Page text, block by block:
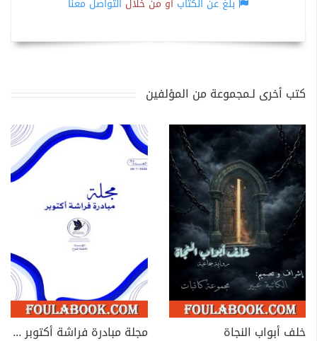
بلّغ عن الكتاب أو من خلال التواصل معنا
كتب أخرى لـمجموعة من المؤلفين
خلف أبواب النجاة مجلة مبادرة فراشة أكتوبر - العدد 39